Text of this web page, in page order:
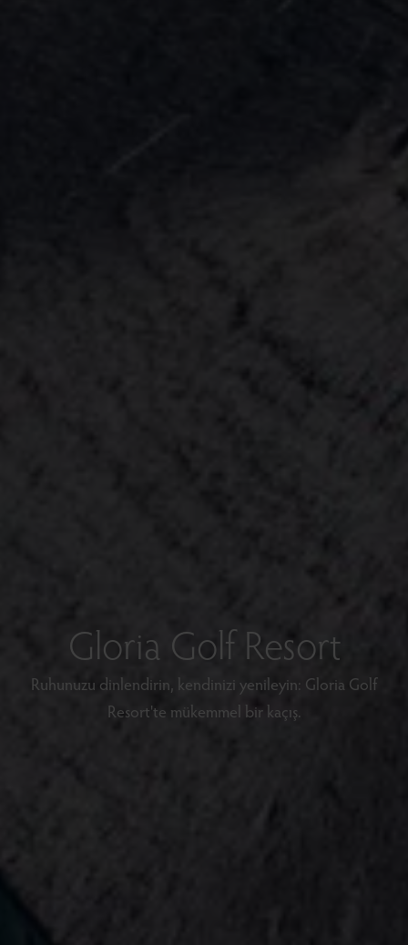
Gloria Golf Resort
Ruhunuzu dinlendirin, kendinizi yenileyin: Gloria Golf
Resort'te mükemmel bir kaçış.